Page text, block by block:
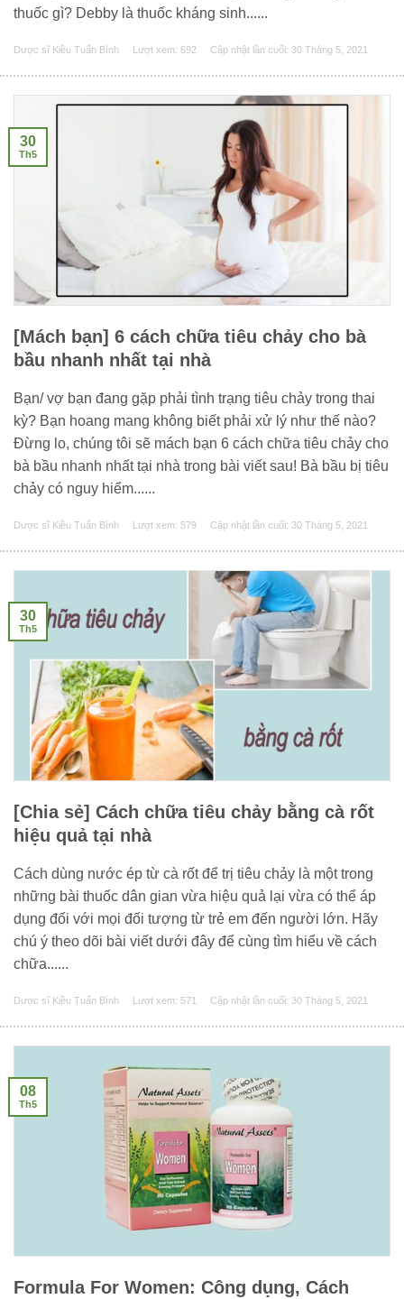
thuốc gì? Debby là thuốc kháng sinh......
Dược sĩ Kiều Tuấn Bình Lượt xem: 692 Cập nhật lần cuối: 30 Tháng 5, 2021
[Mách bạn] 6 cách chữa tiêu chảy cho bà
bầu nhanh nhất tại nhà
Bạn/ vợ bạn đang gặp phải tình trạng tiêu chảy trong thai
kỳ? Bạn hoang mang không biết phải xử lý như thế nào?
Đừng lo, chúng tôi sẽ mách bạn 6 cách chữa tiêu chảy cho
bà bầu nhanh nhất tại nhà trong bài viết sau! Bà bầu bị tiêu
chảy có nguy hiểm......
Dược sĩ Kiều Tuấn Bình Lượt xem: 579 Cập nhật lần cuối: 30 Tháng 5, 2021
30
Th5
[Chia sẻ] Cách chữa tiêu chảy bằng cà rốt
hiệu quả tại nhà
Cách dùng nước ép từ cà rốt để trị tiêu chảy là một trong
những bài thuốc dân gian vừa hiệu quả lại vừa có thể áp
dụng đối với mọi đối tượng từ trẻ em đến người lớn. Hãy
chú ý theo dõi bài viết dưới đây để cùng tìm hiểu về cách
chữa......
Dược sĩ Kiều Tuấn Bình Lượt xem: 571 Cập nhật lần cuối: 30 Tháng 5, 2021
30
Th5
Formula For Women: Công dụng, Cách
08
Th5